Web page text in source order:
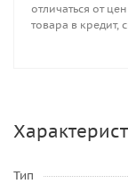
отличаться от
товара в кредит,
Тип